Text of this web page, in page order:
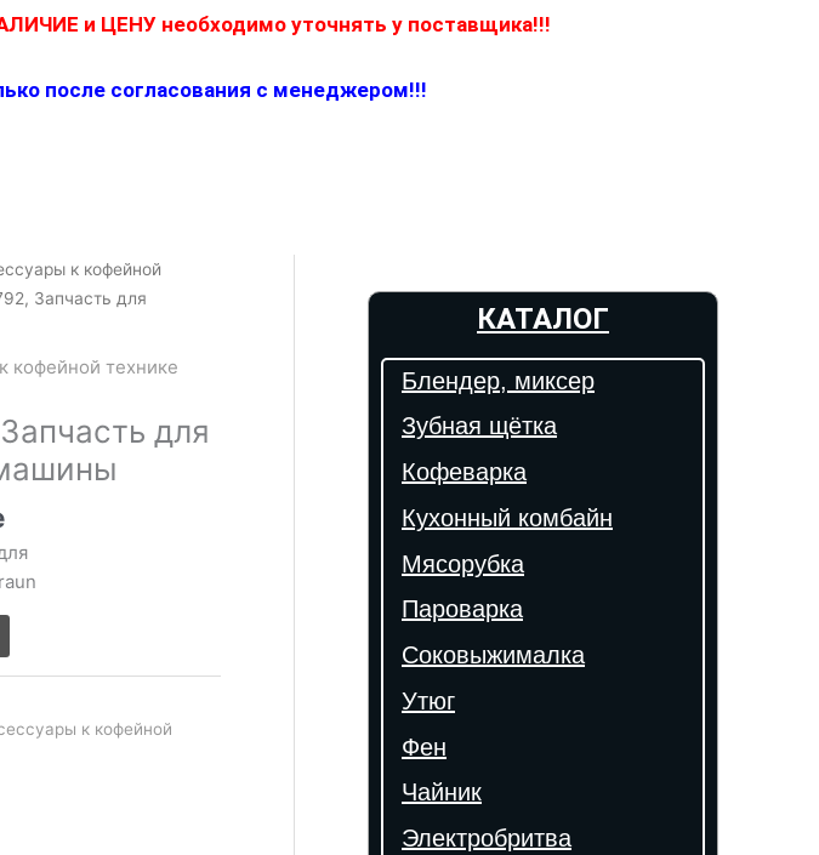
и ЦЕНУ необходимо уточнять у поставщика!!!
после согласования с менеджером!!!
к кофейной
Запчасть для
кофейной технике
для
к кофейной
КАТАЛОГ
Блендер, миксер
Зубная щётка
Кофеварка
Кухонный комбайн
Мясорубка
Пароварка
Соковыжималка
Утюг
Фен
Чайник
Электробритва